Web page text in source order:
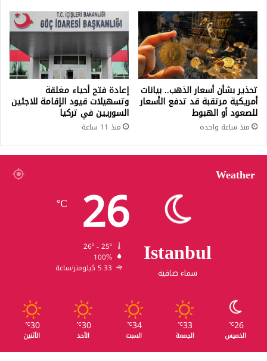
تحذير بشأن أسعار الذهب.. بيانات
أمريكية مرتقبة قد تدفع الأسعار
للصعود أو الهبوط
منذ ساعة واحدة
إعادة فتح أحياء مغلقة
وتسهيلات قيود الإقامة للاجئين
السوريين في تركيا
منذ 11 ساعة
Weather
Istanbul
سماء صافية
26
℃
100%
5.33 كيلومتر/ساعة
26
℃
الخميس
33
℃
الجمعة
34
℃
السبت
30
℃
الأحد
30
℃
الأثنين